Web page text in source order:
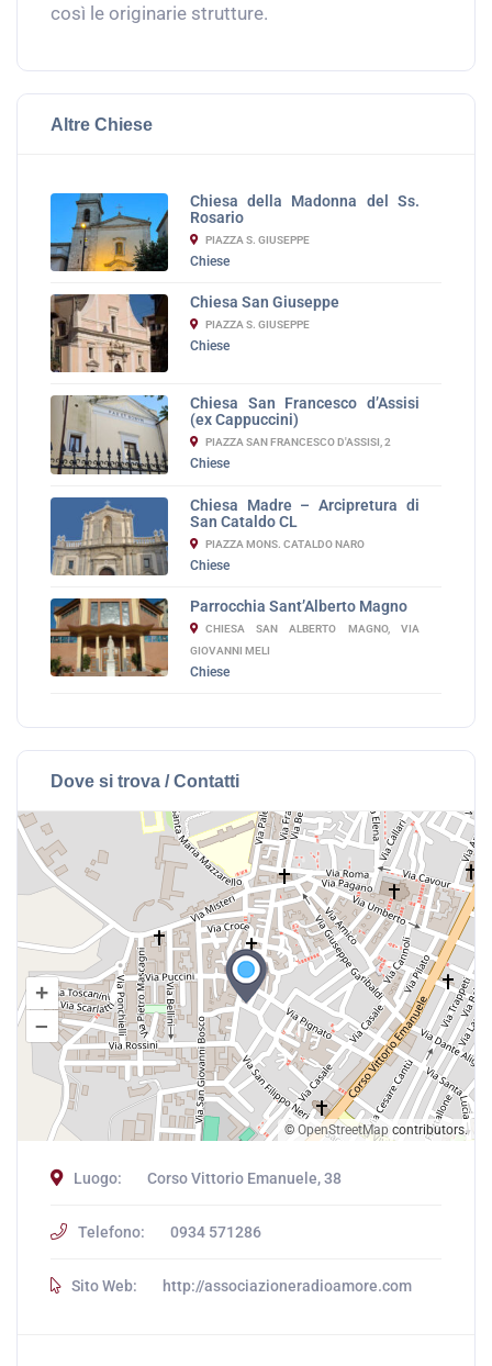
così le originarie strutture.
Altre Chiese
Chiesa della Madonna del Ss.
Rosario
PIAZZA S. GIUSEPPE
Chiese
Chiesa San Giuseppe
PIAZZA S. GIUSEPPE
Chiese
Chiesa San Francesco d’Assisi
(ex Cappuccini)
PIAZZA SAN FRANCESCO D'ASSISI, 2
Chiese
Chiesa Madre – Arcipretura di
San Cataldo CL
PIAZZA MONS. CATALDO NARO
Chiese
Parrocchia Sant’Alberto Magno
CHIESA SAN ALBERTO MAGNO, VIA
GIOVANNI MELI
Chiese
Dove si trova / Contatti
+
–
© OpenStreetMap contributors.
Luogo: Corso Vittorio Emanuele, 38
Telefono: 0934 571286
Sito Web: http://associazioneradioamore.com